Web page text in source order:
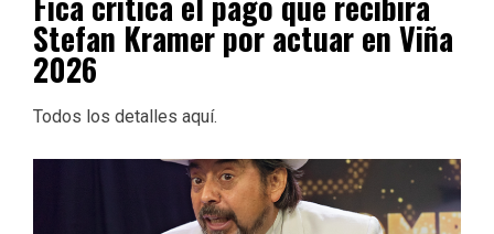
Stefan Kramer por actuar en Viña
2026
Todos los detalles aquí.